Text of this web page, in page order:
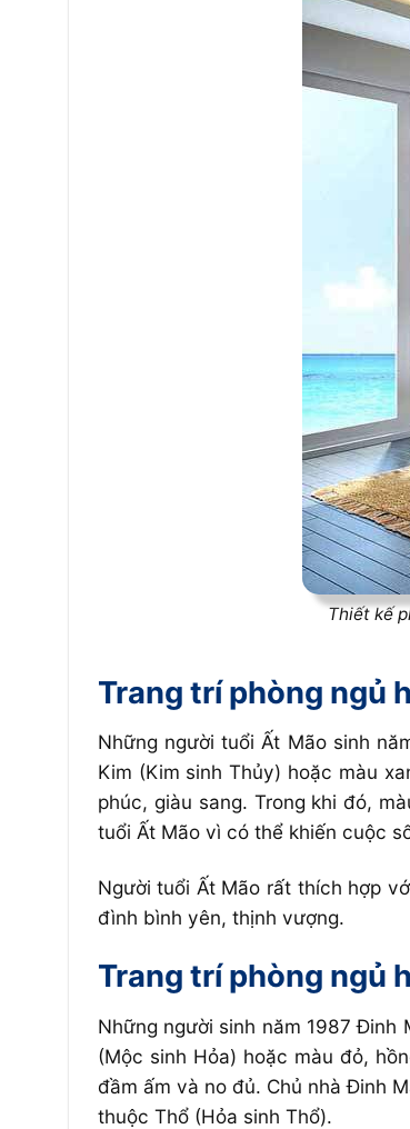
Thiết kế
Trang trí phòng ngủ
Những người tuổi Ất Mão sinh
Kim (Kim sinh Thủy) hoặc màu
phúc, giàu sang. Trong khi đó,
tuổi Ất Mão vì có thể khiến cuộc
Người tuổi Ất Mão rất thích hợp
đình bình yên, thịnh vượng.
Trang trí phòng ngủ
Những người sinh năm 1987 Đinh
(Mộc sinh Hỏa) hoặc màu đỏ,
đầm ấm và no đủ. Chủ nhà Đinh
thuộc Thổ (Hỏa sinh Thổ).